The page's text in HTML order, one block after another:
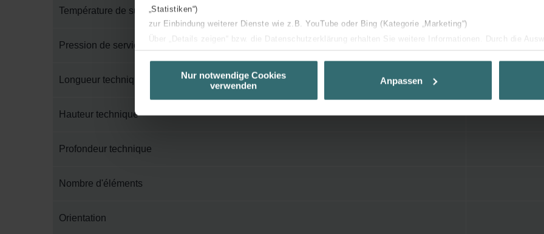
„Statistiken“)
zur Einbindung weiterer Dienste wie z.B. YouTube oder Bing (Kategorie „Marketing“)
Über „Details zeigen“ bzw. die Datenschutzerklärung erhalten Sie weitere Informationen. Durch die
unserer Website verwenden, um Ihnen die bestmögliche Nutzererfahrung zu ermöglichen und Ihnen
basierend auf Ihren Interessen zur Verfügung zu stellen. Alle Einwilligungen können Sie
Datenschutzerklärung widerrufen.
Zehnder Group AG: Data Privacy
Nur notwendige Cookies
verwenden
Anpassen
Température de surface maximum
Pression de service maximum
Longueur technique
Hauteur technique
Profondeur technique
Nombre d'éléments
Orientation